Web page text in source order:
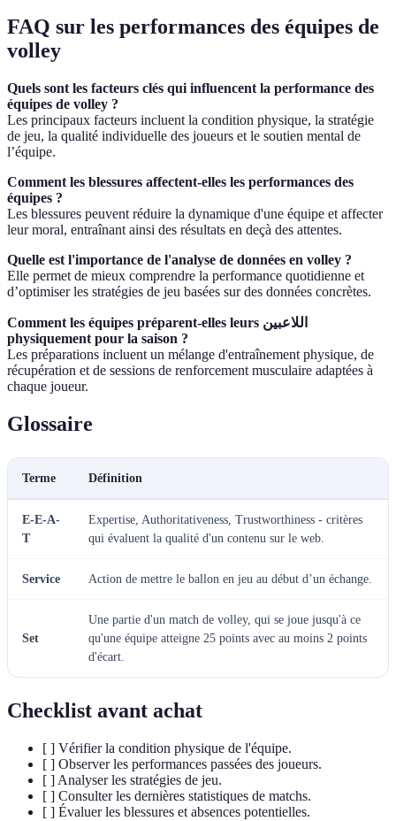
FAQ sur les performances des équipes de
volley
Quels sont les facteurs clés qui influencent la performance des
équipes de volley ?
Les principaux facteurs incluent la condition physique, la stratégie
de jeu, la qualité individuelle des joueurs et le soutien mental de
l’équipe.
Comment les blessures affectent-elles les performances des
équipes ?
Les blessures peuvent réduire la dynamique d'une équipe et affecter
leur moral, entraînant ainsi des résultats en deçà des attentes.
Quelle est l'importance de l'analyse de données en volley ?
Elle permet de mieux comprendre la performance quotidienne et
d’optimiser les stratégies de jeu basées sur des données concrètes.
Comment les équipes préparent-elles leurs اللاعبين
physiquement pour la saison ?
Les préparations incluent un mélange d'entraînement physique, de
récupération et de sessions de renforcement musculaire adaptées à
chaque joueur.
Glossaire
Terme Définition
E-E-A-
T
Expertise, Authoritativeness, Trustworthiness - critères
qui évaluent la qualité d'un contenu sur le web.
Service Action de mettre le ballon en jeu au début d’un échange.
Set
Une partie d'un match de volley, qui se joue jusqu'à ce
qu'une équipe atteigne 25 points avec au moins 2 points
d'écart.
Checklist avant achat
[ ] Vérifier la condition physique de l'équipe.
[ ] Observer les performances passées des joueurs.
[ ] Analyser les stratégies de jeu.
[ ] Consulter les dernières statistiques de matchs.
[ ] Évaluer les blessures et absences potentielles.